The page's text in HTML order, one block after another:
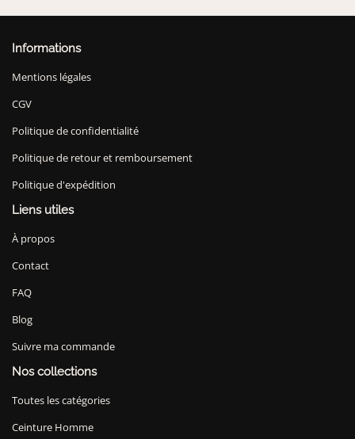
Informations
Mentions légales
CGV
Politique de confidentialité
Politique de retour et remboursement
Politique d'expédition
Liens utiles
À propos
Contact
FAQ
Blog
Suivre ma commande
Nos collections
Toutes les catégories
Ceinture Homme